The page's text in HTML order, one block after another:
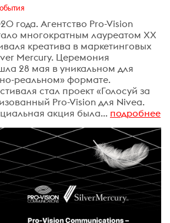
года. Агентство Pro-Vision
многократным лауреатом XX
креатива в маркетинговых
Mercury. Церемония
28 мая в уникальном для
реальном» формате.
стал проект «Голосуй за
Pro-Vision для Nivea.
акция была... подробнее